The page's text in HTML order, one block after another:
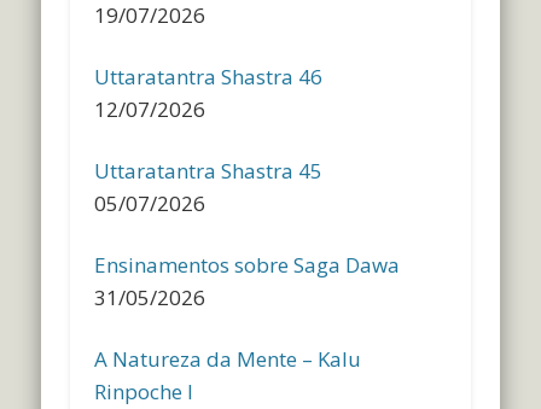
19/07/2026
Uttaratantra Shastra 46
12/07/2026
Uttaratantra Shastra 45
05/07/2026
Ensinamentos sobre Saga Dawa
31/05/2026
A Natureza da Mente – Kalu
Rinpoche I